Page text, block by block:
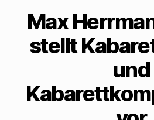
Max
stellt
und